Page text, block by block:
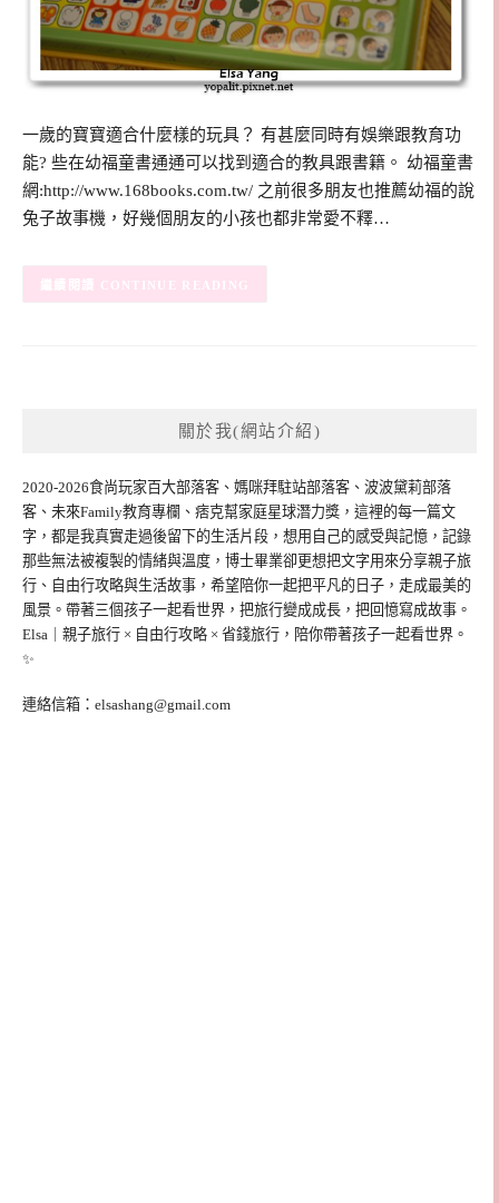
一歲的寶寶適合什麼樣的玩具？ 有甚麼同時有娛樂跟教育功
能? 些在幼福童書通通可以找到適合的教具跟書籍。 幼福童書
網:http://www.168books.com.tw/ 之前很多朋友也推薦幼福的說
兔子故事機，好幾個朋友的小孩也都非常愛不釋…
CONTINUE READING
關於我(網站介紹)
2020-2026食尚玩家百大部落客、媽咪拜駐站部落客、波波黛莉部落
客、未來Family教育專欄、痞克幫家庭星球潛力獎，這裡的每一篇文
字，都是我真實走過後留下的生活片段，想用自己的感受與記憶，記錄
那些無法被複製的情緒與溫度，博士畢業卻更想把文字用來分享親子旅
行、自由行攻略與生活故事，希望陪你一起把平凡的日子，走成最美的
風景。帶著三個孩子一起看世界，把旅行變成成長，把回憶寫成故事。
Elsa｜親子旅行 × 自由行攻略 × 省錢旅行，陪你帶著孩子一起看世界。
✨
連絡信箱： elsashang@gmail.com